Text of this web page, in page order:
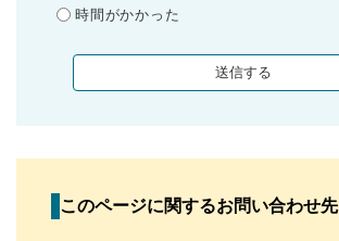
時間がかかった
このページに関するお問い合わせ先